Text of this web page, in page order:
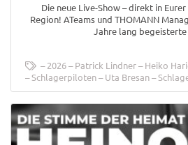
Die neue Live-Show – direkt in
Region! ATeams und THOMANN
Jahre lang
2026 Patrick Lindner Heiko
Schlagerpiloten
Uta Bresan